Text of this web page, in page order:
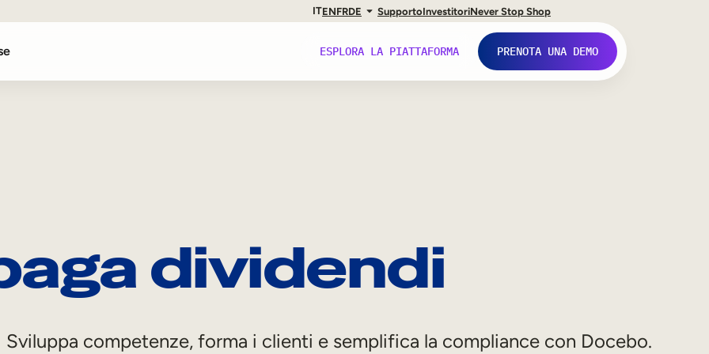
ITENFRDE SupportoInvestitoriNever Stop Shop
ESPLORA LA PIATTAFORMA PRENOTA UNA DEMO
dividendi
Sviluppa competenze, forma i clienti e semplifica la compliance con Docebo.